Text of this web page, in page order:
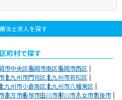
法士求人を探す
町村で探す
市中央区福岡市南区福岡市西区
北九州市門司区北九州市若松区
九州市小倉南区北九州市八幡東区
直方市飯塚市田川市柳川市八女市筑後市